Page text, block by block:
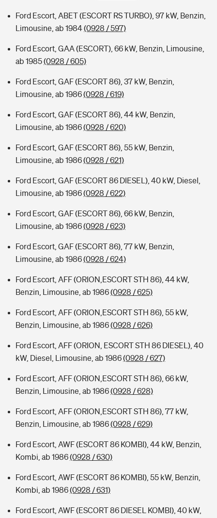
Ford Escort, ABET (ESCORT RS TURBO), 97 kW, Benzin,
Limousine, ab 1984(0928 / 597)
Ford Escort, GAA (ESCORT), 66 kW, Benzin, Limousine,
ab 1985(0928 / 605)
Ford Escort, GAF (ESCORT 86), 37 kW, Benzin,
Limousine, ab 1986(0928 / 619)
Ford Escort, GAF (ESCORT 86), 44 kW, Benzin,
Limousine, ab 1986(0928 / 620)
Ford Escort, GAF (ESCORT 86), 55 kW, Benzin,
Limousine, ab 1986(0928 / 621)
Ford Escort, GAF (ESCORT 86 DIESEL), 40 kW, Diesel,
Limousine, ab 1986(0928 / 622)
Ford Escort, GAF (ESCORT 86), 66 kW, Benzin,
Limousine, ab 1986(0928 / 623)
Ford Escort, GAF (ESCORT 86), 77 kW, Benzin,
Limousine, ab 1986(0928 / 624)
Ford Escort, AFF (ORION,ESCORT STH 86), 44 kW,
Benzin, Limousine, ab 1986(0928 / 625)
Ford Escort, AFF (ORION,ESCORT STH 86), 55 kW,
Benzin, Limousine, ab 1986(0928 / 626)
Ford Escort, AFF (ORION, ESCORT STH 86 DIESEL), 40
kW, Diesel, Limousine, ab 1986(0928 / 627)
Ford Escort, AFF (ORION,ESCORT STH 86), 66 kW,
Benzin, Limousine, ab 1986(0928 / 628)
Ford Escort, AFF (ORION,ESCORT STH 86), 77 kW,
Benzin, Limousine, ab 1986(0928 / 629)
Ford Escort, AWF (ESCORT 86 KOMBI), 44 kW, Benzin,
Kombi, ab 1986(0928 / 630)
Ford Escort, AWF (ESCORT 86 KOMBI), 55 kW, Benzin,
Kombi, ab 1986(0928 / 631)
Ford Escort, AWF (ESCORT 86 DIESEL KOMBI), 40 kW,